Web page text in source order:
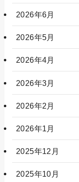
2026年6月
2026年5月
2026年4月
2026年3月
2026年2月
2026年1月
2025年12月
2025年10月